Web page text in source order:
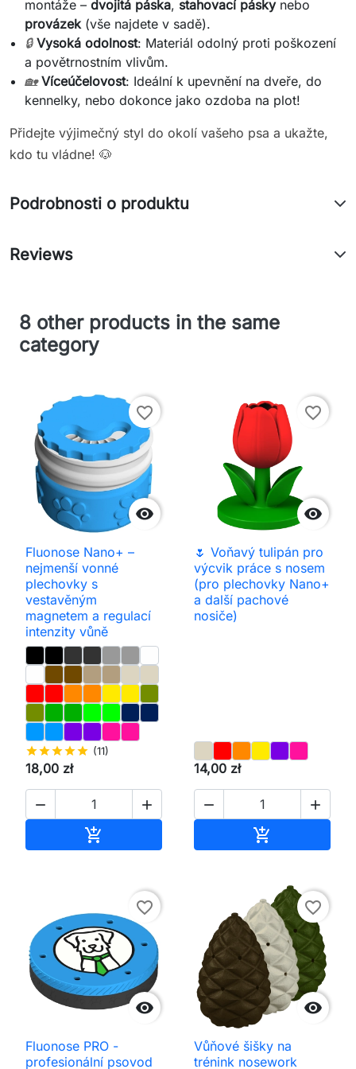
montáže –dvojitá páska, stahovací páskynebo
provázek (vše najdete v sadě).
🔒 Vysoká odolnost: Materiál odolný proti poškození
a povětrnostním vlivům.
🏡 Víceúčelovost: Ideální k upevnění na dveře, do
kennelky, nebo dokonce jako ozdoba na plot!
Přidejte výjimečný styl do okolí vašeho psa a ukažte,
kdo tu vládne! 🐶
Podrobnosti o produktu
Reviews
8 other products in the same
category

favorite_border
Fluonose Nano+ –
nejmenší vonné
plechovky s
vestavěným
magnetem a regulací
intenzity vůně
starstarstarstarstar (11)
18,00 zł
 


favorite_border
🌷 Voňavý tulipán pro
výcvik práce s nosem
(pro plechovky Nano+
a další pachové
nosiče)
14,00 zł
 


favorite_border
Fluonose PRO -
profesionální psovod

favorite_border
Vůňové šišky na
trénink nosework